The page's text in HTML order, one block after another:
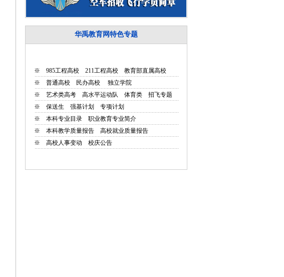
华禹教育网特色专题
※ 985工程高校 211工程高校
教育部直属高校
※ 普通高校 民办高校
独立学院
※ 艺术类高考 高水平运动队 体育类
招飞专题
※ 保送生 强基计划
专项计划
※ 本科专业目录
职业教育专业简介
※ 本科教学质量报告
高校就业质量报告
※ 高校人事变动 校庆公告